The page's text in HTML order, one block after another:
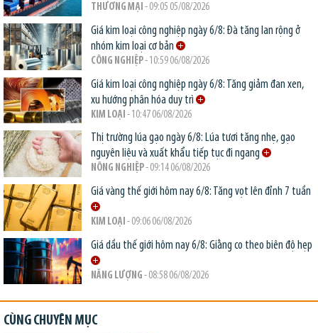
THƯƠNG MẠI - 09:05 05/08/2026
Giá kim loại công nghiệp ngày 6/8: Đà tăng lan rộng ở
nhóm kim loại cơ bản
CÔNG NGHIỆP- 10:59 06/08/2026
Giá kim loại công nghiệp ngày 6/8: Tăng giảm đan xen,
xu hướng phân hóa duy trì
KIM LOẠI - 10:47 06/08/2026
Thị trường lúa gạo ngày 6/8: Lúa tươi tăng nhẹ, gạo
nguyên liệu và xuất khẩu tiếp tục đi ngang
NÔNG NGHIỆP- 09:14 06/08/2026
Giá vàng thế giới hôm nay 6/8: Tăng vọt lên đỉnh 7 tuần
KIM LOẠI - 09:06 06/08/2026
Giá dầu thế giới hôm nay 6/8: Giằng co theo biên độ hẹp
NĂNG LƯỢNG - 08:58 06/08/2026
CÙNG CHUYÊN MỤC